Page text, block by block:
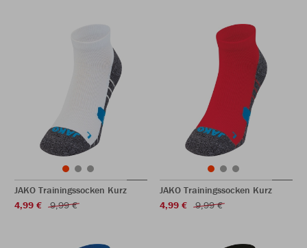
JAKO Trainingssocken Kurz
4,99 €
9,99 €
JAKO Trainingssocken Kurz
4,99 €
9,99 €